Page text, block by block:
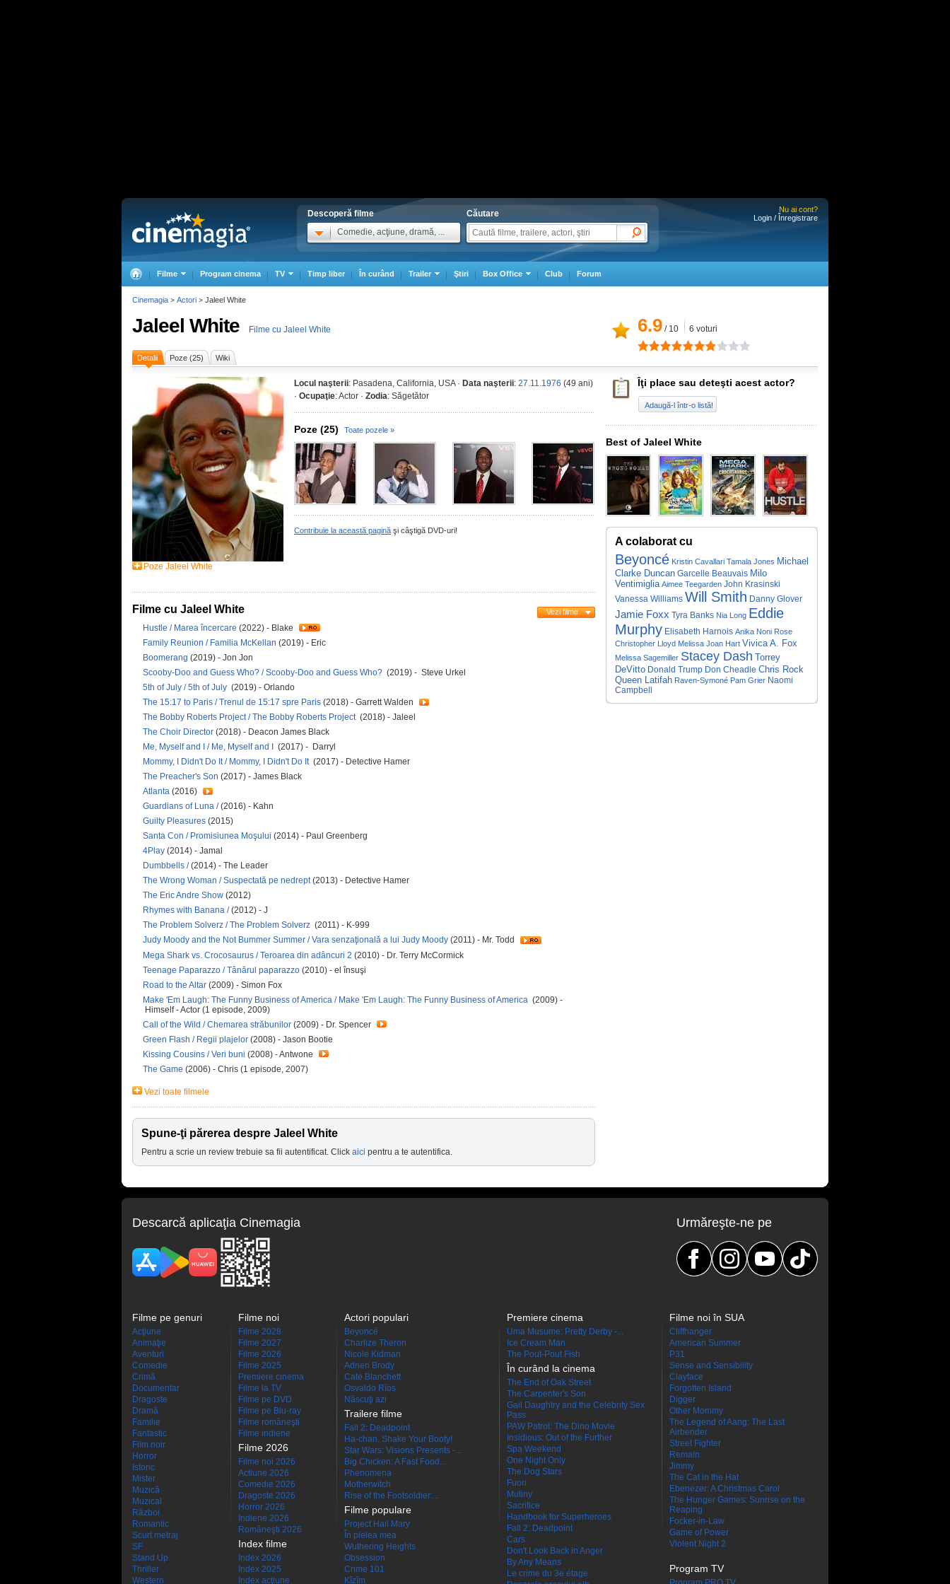
Descoperă filme
Comedie, acţiune, dramă, ...
Căutare
Nu ai cont?
Login / Înregistrare
Filme Program cinema TV Timp liber În curând Trailer Ştiri Box Office Club Forum
Jaleel White Filme cu Jaleel White 6.9 / 10 6 voturi
Detalii Poze (25) Wiki
Poze Jaleel White
Locul naşterii: Pasadena, California, USA · Data naşterii: 27.11.1976 (49 ani)
· Ocupaţie: Actor · Zodia: Săgetător
Poze (25) Toate pozele »
Contribuie la această pagină şi câştigă DVD-uri!
Filme cu Jaleel White Vezi filme
Hustle / Marea încercare (2022) - Blake
Family Reunion / Familia McKellan (2019) - Eric
Boomerang (2019) - Jon Jon
Scooby-Doo and Guess Who? / Scooby-Doo and Guess Who? (2019) - Steve Urkel
5th of July / 5th of July (2019) - Orlando
The 15:17 to Paris / Trenul de 15:17 spre Paris (2018) - Garrett Walden
The Bobby Roberts Project / The Bobby Roberts Project (2018) - Jaleel
The Choir Director (2018) - Deacon James Black
Me, Myself and I / Me, Myself and I (2017) - Darryl
Mommy, I Didn't Do It / Mommy, I Didn't Do It (2017) - Detective Hamer
The Preacher's Son (2017) - James Black
Atlanta (2016)
Guardians of Luna /(2016) - Kahn
Guilty Pleasures (2015)
Santa Con / Promisiunea Moşului (2014) - Paul Greenberg
4Play (2014) - Jamal
Dumbbells /(2014) - The Leader
The Wrong Woman / Suspectată pe nedrept(2013) - Detective Hamer
The Eric Andre Show (2012)
Rhymes with Banana /(2012) - J
The Problem Solverz / The Problem Solverz (2011) - K-999
Judy Moody and the Not Bummer Summer / Vara senzaţională a lui Judy Moody (2011) - Mr. Todd
Mega Shark vs. Crocosaurus / Teroarea din adâncuri 2 (2010) - Dr. Terry McCormick
Teenage Paparazzo / Tânărul paparazzo (2010) - el însuşi
Road to the Altar (2009) - Simon Fox
Make 'Em Laugh: The Funny Business of America / Make 'Em Laugh: The Funny Business of America (2009) -
Himself - Actor (1 episode, 2009)
Call of the Wild / Chemarea străbunilor (2009) - Dr. Spencer
Green Flash / Regii plajelor (2008) - Jason Bootie
Kissing Cousins / Veri buni (2008) - Antwone
The Game (2006) - Chris (1 episode, 2007)
Vezi toate filmele
Spune-ţi părerea despre Jaleel White
Pentru a scrie un review trebuie sa fii autentificat. Click aici pentru a te autentifica.
Îţi place sau deteşti acest actor?
Adaugă-l într-o listă!
Best of Jaleel White
A colaborat cu
Beyoncé Kristin Cavallari Tamala Jones Michael
Clarke Duncan Garcelle Beauvais Milo
Ventimiglia Aimee Teegarden John Krasinski
Vanessa Williams Will Smith Danny Glover
Jamie Foxx Tyra Banks Nia Long Eddie
Murphy Elisabeth Harnois Anika Noni Rose
Christopher Lloyd Melissa Joan Hart Vivica A. Fox
Melissa Sagemiller Stacey Dash Torrey
DeVitto Donald Trump Don Cheadle Chris Rock
Queen Latifah Raven-Symoné Pam Grier Naomi
Campbell
Cinemagia > Actori > Jaleel White
Descarcă aplicaţia Cinemagia Urmăreşte-ne pe
Filme pe genuri
Acţiune
Animaţie
Aventuri
Comedie
Crimă
Documentar
Dragoste
Dramă
Familie
Fantastic
Film noir
Horror
Istoric
Mister
Muzică
Muzical
Război
Romantic
Scurt metraj
SF
Stand Up
Thriller
Western
Filme noi
Filme 2028
Filme 2027
Filme 2026
Filme 2025
Premiere cinema
Filme la TV
Filme pe DVD
Filme pe Blu-ray
Filme româneşti
Filme indiene
Filme 2026
Filme noi 2026
Actiune 2026
Comedie 2026
Dragoste 2026
Horror 2026
Indiene 2026
Româneşti 2026
Index filme
Index 2026
Index 2025
Index acţiune
Actori populari
Beyoncé
Charlize Theron
Nicole Kidman
Adrien Brody
Cate Blanchett
Osvaldo Ríos
Născuţi azi
Trailere filme
Fall 2: Deadpoint
Ha-chan, Shake Your Booty!
Star Wars: Visions Presents -...
Big Chicken: A Fast Food...
Phenomena
Motherwitch
Rise of the Footsoldier:...
Filme populare
Project Hail Mary
În pielea mea
Wuthering Heights
Obsession
Crime 101
Kîzîm
Premiere cinema
Uma Musume: Pretty Derby -...
Ice Cream Man
The Pout-Pout Fish
În curând la cinema
The End of Oak Street
The Carpenter's Son
Gail Daughtry and the Celebrity Sex
Pass
PAW Patrol: The Dino Movie
Insidious: Out of the Further
Spa Weekend
One Night Only
The Dog Stars
Fuori
Mutiny
Sacrifice
Handbook for Superheroes
Fall 2: Deadpoint
Cars
Don't Look Back in Anger
By Any Means
Le crime du 3e étage
Filme noi în SUA
Cliffhanger
American Summer
P31
Sense and Sensibility
Clayface
Forgotten Island
Digger
Other Mommy
The Legend of Aang: The Last
Airbender
Street Fighter
Remain
Jimmy
The Cat in the Hat
Ebenezer: A Christmas Carol
The Hunger Games: Sunrise on the
Reaping
Focker-in-Law
Game of Power
Violent Night 2
Program TV